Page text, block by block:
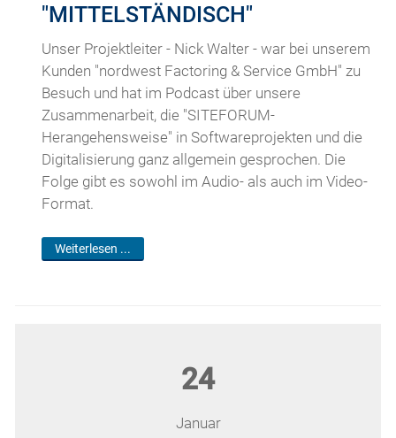
"MITTELSTÄNDISCH"
Unser Projektleiter - Nick Walter - war bei unserem
Kunden "nordwest Factoring & Service GmbH" zu
Besuch und hat im Podcast über unsere
Zusammenarbeit, die "SITEFORUM-
Herangehensweise" in Softwareprojekten und die
Digitalisierung ganz allgemein gesprochen. Die
Folge gibt es sowohl im Audio- als auch im Video-
Format.
Weiterlesen ...
24
Januar